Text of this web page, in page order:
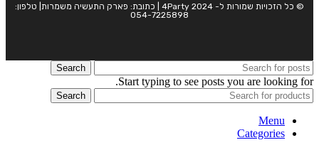
© כל הזכויות שמורות ל- 4Party 2024 | כתובת: פארק התעשיה משמרות| טלפון:
054-7225898
Search
Start typing to see posts you are looking for.
Search
Menu
Categories